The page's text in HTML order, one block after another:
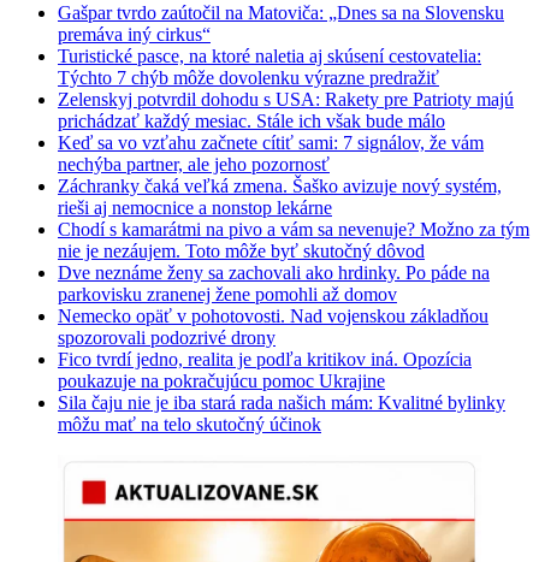
Gašpar tvrdo zaútočil na Matoviča: „Dnes sa na Slovensku
premáva iný cirkus“
Turistické pasce, na ktoré naletia aj skúsení cestovatelia:
Týchto 7 chýb môže dovolenku výrazne predražiť
Zelenskyj potvrdil dohodu s USA: Rakety pre Patrioty majú
prichádzať každý mesiac. Stále ich však bude málo
Keď sa vo vzťahu začnete cítiť sami: 7 signálov, že vám
nechýba partner, ale jeho pozornosť
Záchranky čaká veľká zmena. Šaško avizuje nový systém,
rieši aj nemocnice a nonstop lekárne
Chodí s kamarátmi na pivo a vám sa nevenuje? Možno za tým
nie je nezáujem. Toto môže byť skutočný dôvod
Dve neznáme ženy sa zachovali ako hrdinky. Po páde na
parkovisku zranenej žene pomohli až domov
Nemecko opäť v pohotovosti. Nad vojenskou základňou
spozorovali podozrivé drony
Fico tvrdí jedno, realita je podľa kritikov iná. Opozícia
poukazuje na pokračujúcu pomoc Ukrajine
Sila čaju nie je iba stará rada našich mám: Kvalitné bylinky
môžu mať na telo skutočný účinok